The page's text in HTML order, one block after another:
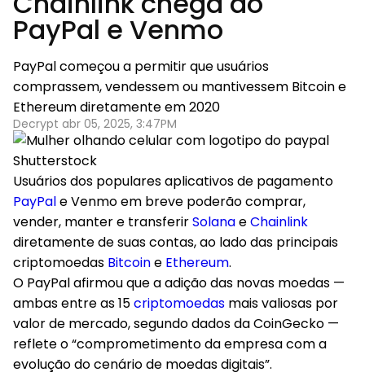
PayPal e Venmo
PayPal começou a permitir que usuários
comprassem, vendessem ou mantivessem Bitcoin e
Ethereum diretamente em 2020
Decrypt abr 05, 2025, 3:47PM
Shutterstock
Usuários dos populares aplicativos de pagamento
PayPale Venmo em breve poderão comprar,
vender, manter e transferirSolanaeChainlink
diretamente de suas contas, ao lado das principais
criptomoedas Bitcoine Ethereum.
O PayPal afirmou que a adição das novas moedas —
ambas entre as 15criptomoedas mais valiosas por
valor de mercado, segundo dados da CoinGecko —
reflete o “comprometimento da empresa com a
evolução do cenário de moedas digitais”.